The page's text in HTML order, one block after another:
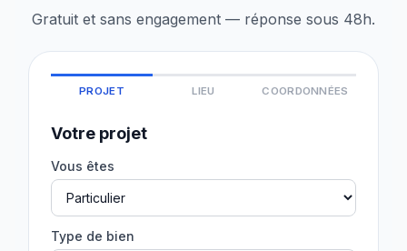
Gratuit et sans engagement — réponse sous 48h.
PROJET LIEU COORDONNÉES
Votre projet
Vous êtes
Type de bien